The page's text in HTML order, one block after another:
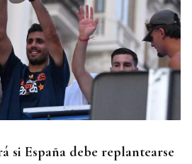
si España debe replantearse